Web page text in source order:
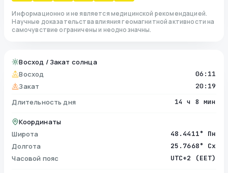
Информационно и не является медицинской рекомендацией.
Научные доказательства влияния геомагнитной активности на
самочувствие ограничены и неоднозначны.
Восход / Закат солнца
Восход
06:11
Закат 20:19
Длительность дня 14 ч 8 мин
Координаты
Широта
48.4411° Пн
Долгота 25.7668° Сх
Часовой пояс UTC+2 (EET)